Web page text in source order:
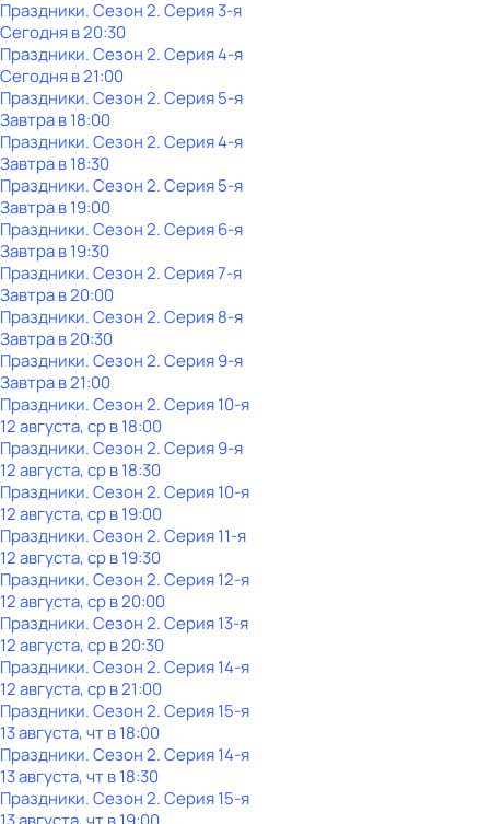
Праздники. Сезон 2. Серия 3-я
Сегодня в 20:30
Праздники. Сезон 2. Серия 4-я
Сегодня в 21:00
Праздники. Сезон 2. Серия 5-я
Завтра в 18:00
Праздники. Сезон 2. Серия 4-я
Завтра в 18:30
Праздники. Сезон 2. Серия 5-я
Завтра в 19:00
Праздники. Сезон 2. Серия 6-я
Завтра в 19:30
Праздники. Сезон 2. Серия 7-я
Завтра в 20:00
Праздники. Сезон 2. Серия 8-я
Завтра в 20:30
Праздники. Сезон 2. Серия 9-я
Завтра в 21:00
Праздники. Сезон 2. Серия 10-я
12 августа, ср в 18:00
Праздники. Сезон 2. Серия 9-я
12 августа, ср в 18:30
Праздники. Сезон 2. Серия 10-я
12 августа, ср в 19:00
Праздники. Сезон 2. Серия 11-я
12 августа, ср в 19:30
Праздники. Сезон 2. Серия 12-я
12 августа, ср в 20:00
Праздники. Сезон 2. Серия 13-я
12 августа, ср в 20:30
Праздники. Сезон 2. Серия 14-я
12 августа, ср в 21:00
Праздники. Сезон 2. Серия 15-я
13 августа, чт в 18:00
Праздники. Сезон 2. Серия 14-я
13 августа, чт в 18:30
Праздники. Сезон 2. Серия 15-я